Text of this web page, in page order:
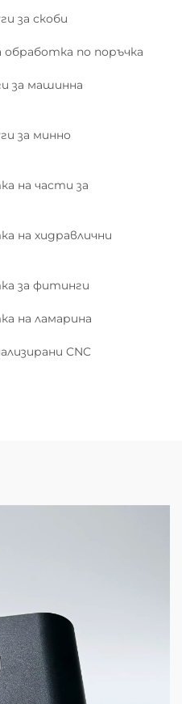
за скоби
обработка по поръчка
за машинна
за минно
на части за
на хидравлични
за фитинги
на ламарина
CNC